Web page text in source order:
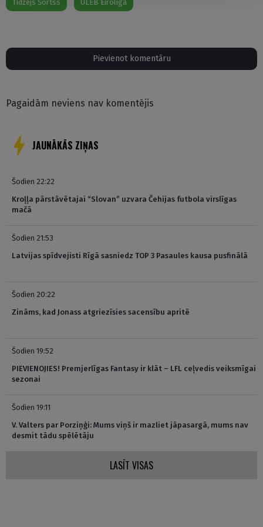
Tīdžejs Šortss ULEB Eirolīga
Pievienot komentāru
Pagaidām neviens nav komentējis
JAUNĀKĀS ZIŅAS
Šodien 22:22
Kroļļa pārstāvētajai “Slovan” uzvara Čehijas futbola virslīgas
mačā
Šodien 21:53
Latvijas spīdvejisti Rīgā sasniedz TOP 3 Pasaules kausa pusfinālā
Šodien 20:22
Zināms, kad Jonass atgriezīsies sacensību apritē
Šodien 19:52
PIEVIENOJIES! Premjerlīgas Fantasy ir klāt – LFL ceļvedis veiksmīgai
sezonai
Šodien 19:11
V. Valters par Porziņģi: Mums viņš ir mazliet jāpasargā, mums nav
desmit tādu spēlētāju
LASĪT VISAS